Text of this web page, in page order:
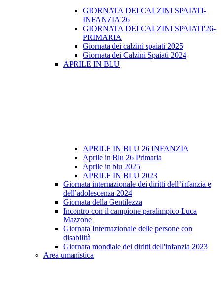
GIORNATA DEI CALZINI SPAIATI-
INFANZIA'26
GIORNATA DEI CALZINI SPAIATI'26-
PRIMARIA
Giornata dei calzini spaiati 2025
Giornata dei Calzini Spaiati 2024
APRILE IN BLU
APRILE IN BLU 26 INFANZIA
Aprile in Blu 26 Primaria
Aprile in blu 2025
APRILE IN BLU 2023
Giornata internazionale dei diritti dell’infanzia e
dell’adolescenza 2024
Giornata della Gentilezza
Incontro con il campione paralimpico Luca
Mazzone
Giornata Internazionale delle persone con
disabilità
Giornata mondiale dei diritti dell'infanzia 2023
Area umanistica